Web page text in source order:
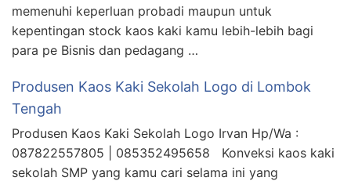
memenuhi keperluan probadi maupun untuk
kepentingan stock kaos kaki kamu lebih-lebih bagi
para pe Bisnis dan pedagang …
Produsen Kaos Kaki Sekolah Logo di Lombok
Tengah
Produsen Kaos Kaki Sekolah Logo Irvan Hp/Wa :
087822557805 | 085352495658 Konveksi kaos kaki
sekolah SMP yang kamu cari selama ini yang